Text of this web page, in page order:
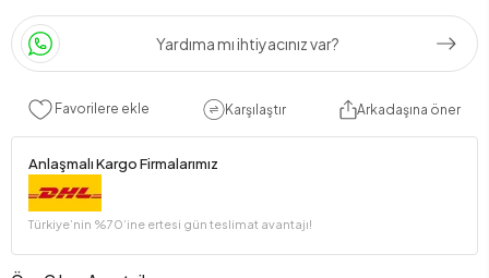
Yardıma mı ihtiyacınız var?
Favorilere ekle Karşılaştır Arkadaşına öner
Anlaşmalı Kargo Firmalarımız
Türkiye’nin %70’ine ertesi gün teslimat avantajı!